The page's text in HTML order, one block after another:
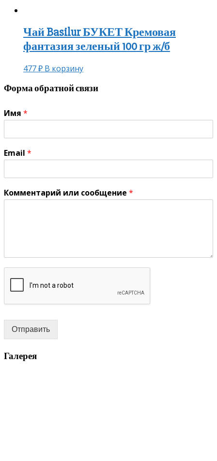
Чай Basilur БУКЕТ Кремовая
фантазия зеленый 100 гр ж/б
477₽ В корзину
Форма обратной связи
Имя *
Email *
Комментарий или сообщение *
Отправить
Галерея